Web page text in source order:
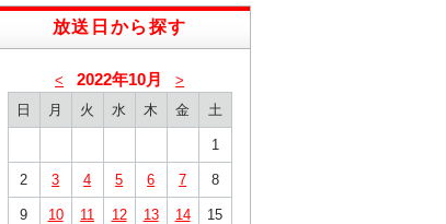
放送日から探す
< 2022年10月
>
日
月 火 水 木 金 土
1
2 3 4 5 6 7 8
9 10 11 12 13 14 15